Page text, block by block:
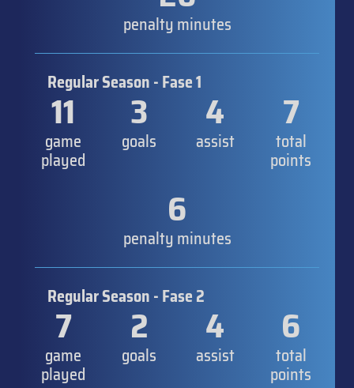
penalty minutes
Regular Season - Fase 1
11
game
played
3
goals
4
assist
7
total
points
6
penalty minutes
Regular Season - Fase 2
7
game
played
2
goals
4
assist
6
total
points